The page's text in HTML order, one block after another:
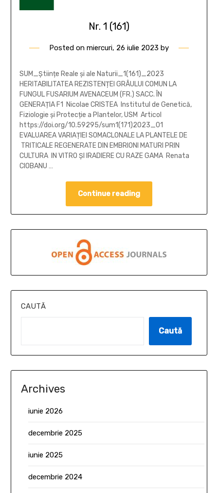
Nr. 1 (161)
Posted on miercuri, 26 iulie 2023 by
SUM_Științe Reale și ale Naturii_1(161)_2023
HERITABILITATEA REZISTENȚEI GRÂULUI COMUN LA
FUNGUL FUSARIUM AVENACEUM (FR.) SACC. ÎN
GENERAȚIA F1 Nicolae CRISTEA Institutul de Genetică,
Fiziologie și Protecție a Plantelor, USM Articol
https://doi.org/10.59295/sum1(171)2023_01
EVALUAREA VARIAȚIEI SOMACLONALE LA PLANTELE DE
TRITICALE REGENERATE DIN EMBRIONI MATURI PRIN
CULTURA IN VITRO ȘI IRADIERE CU RAZE GAMA Renata
CIOBANU …
Continue reading
CAUTĂ
Caută
Archives
iunie 2026
decembrie 2025
iunie 2025
decembrie 2024